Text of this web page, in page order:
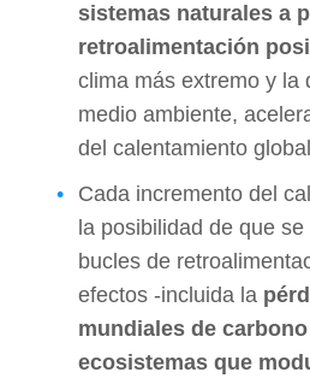
sistemas naturales a
retroalimentación
clima más extremo y la
medio ambiente,
del calentamiento
Cada incremento del
la posibilidad de que
bucles de
efectos -incluida la
mundiales de
ecosistemas que